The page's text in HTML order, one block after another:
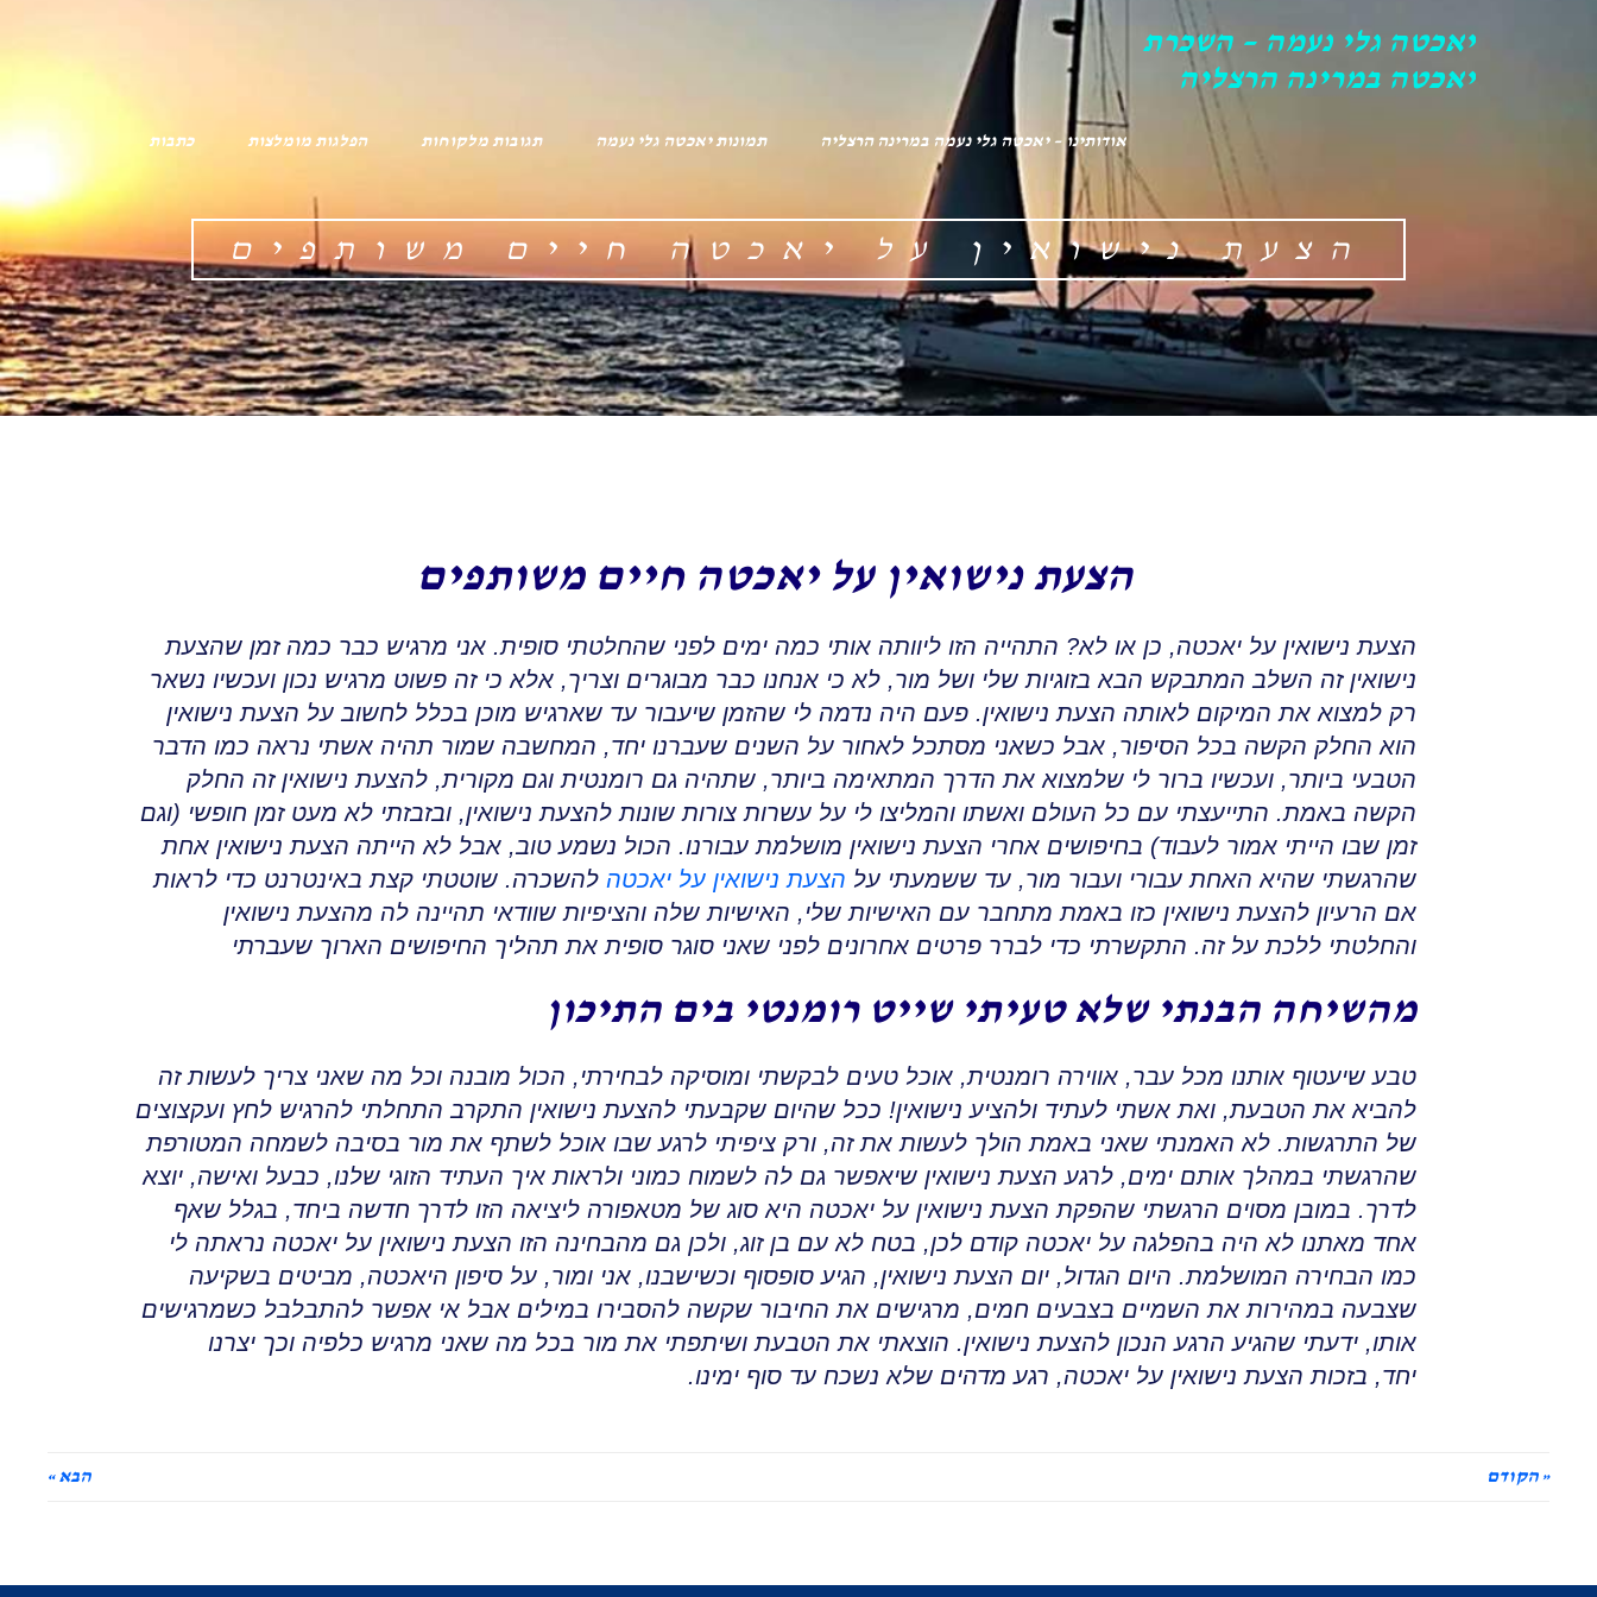
יאכטה גלי נעמה – השכרת
יאכטה במרינה הרצליה
אודותינו – יאכטה גלי נעמה במרינה הרצליה תמונות יאכטה גלי נעמה תגובות מלקוחות הפלגות מומלצות כתבות
הצעת נישואין על יאכטה חיים משותפים
הצעת נישואין על יאכטה חיים משותפים
הצעת נישואין על יאכטה, כן או לא? התהייה הזו ליוותה אותי כמה ימים לפני שהחלטתי סופית. אני מרגיש כבר כמה זמן שהצעת
נישואין זה השלב המתבקש הבא בזוגיות שלי ושל מור, לא כי אנחנו כבר מבוגרים וצריך, אלא כי זה פשוט מרגיש נכון ועכשיו נשאר
רק למצוא את המיקום לאותה הצעת נישואין. פעם היה נדמה לי שהזמן שיעבור עד שארגיש מוכן בכלל לחשוב על הצעת נישואין
הוא החלק הקשה בכל הסיפור, אבל כשאני מסתכל לאחור על השנים שעברנו יחד, המחשבה שמור תהיה אשתי נראה כמו הדבר
הטבעי ביותר, ועכשיו ברור לי שלמצוא את הדרך המתאימה ביותר, שתהיה גם רומנטית וגם מקורית, להצעת נישואין זה החלק
הקשה באמת. התייעצתי עם כל העולם ואשתו והמליצו לי על עשרות צורות שונות להצעת נישואין, ובזבזתי לא מעט זמן חופשי (וגם
זמן שבו הייתי אמור לעבוד) בחיפושים אחרי הצעת נישואין מושלמת עבורנו. הכול נשמע טוב, אבל לא הייתה הצעת נישואין אחת
שהרגשתי שהיא האחת עבורי ועבור מור, עד ששמעתי על הצעת נישואין על יאכטה להשכרה. שוטטתי קצת באינטרנט כדי לראות
אם הרעיון להצעת נישואין כזו באמת מתחבר עם האישיות שלי, האישיות שלה והציפיות שוודאי תהיינה לה מהצעת נישואין
והחלטתי ללכת על זה. התקשרתי כדי לברר פרטים אחרונים לפני שאני סוגר סופית את תהליך החיפושים הארוך שעברתי
מהשיחה הבנתי שלא טעיתי שייט רומנטי בים התיכון
טבע שיעטוף אותנו מכל עבר, אווירה רומנטית, אוכל טעים לבקשתי ומוסיקה לבחירתי, הכול מובנה וכל מה שאני צריך לעשות זה
להביא את הטבעת, ואת אשתי לעתיד ולהציע נישואין! ככל שהיום שקבעתי להצעת נישואין התקרב התחלתי להרגיש לחץ ועקצוצים
של התרגשות. לא האמנתי שאני באמת הולך לעשות את זה, ורק ציפיתי לרגע שבו אוכל לשתף את מור בסיבה לשמחה המטורפת
שהרגשתי במהלך אותם ימים, לרגע הצעת נישואין שיאפשר גם לה לשמוח כמוני ולראות איך העתיד הזוגי שלנו, כבעל ואישה, יוצא
לדרך. במובן מסוים הרגשתי שהפקת הצעת נישואין על יאכטה היא סוג של מטאפורה ליציאה הזו לדרך חדשה ביחד, בגלל שאף
אחד מאתנו לא היה בהפלגה על יאכטה קודם לכן, בטח לא עם בן זוג, ולכן גם מהבחינה הזו הצעת נישואין על יאכטה נראתה לי
כמו הבחירה המושלמת. היום הגדול, יום הצעת נישואין, הגיע סופסוף וכשישבנו, אני ומור, על סיפון היאכטה, מביטים בשקיעה
שצבעה במהירות את השמיים בצבעים חמים, מרגישים את החיבור שקשה להסבירו במילים אבל אי אפשר להתבלבל כשמרגישים
אותו, ידעתי שהגיע הרגע הנכון להצעת נישואין. הוצאתי את הטבעת ושיתפתי את מור בכל מה שאני מרגיש כלפיה וכך יצרנו
יחד, בזכות הצעת נישואין על יאכטה, רגע מדהים שלא נשכח עד סוף ימינו.
« הקודם הבא »